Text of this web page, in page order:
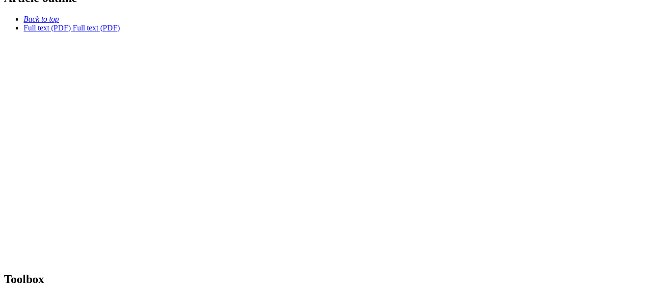
Back to top
Full text (PDF) Full text (PDF)
Toolbox